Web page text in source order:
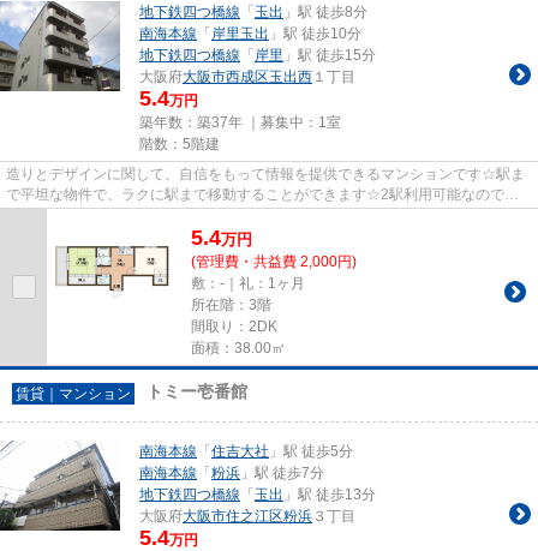
地下鉄四つ橋線 「 玉出 」駅 徒歩8分
南海本線 「 岸里玉出 」駅 徒歩10分
地下鉄四つ橋線 「 岸里 」駅 徒歩15分
大阪府大阪市西成区玉出西 １丁目
5.4万円
築年数：築37年 ｜募集中： 1室
階数：5階建
造りとデザインに関して、自信をもって情報を提供できるマンションです☆駅ま
で平坦な物件で、ラクに駅まで移動することができます☆2駅利用可能なので、
5.4万円
(管理費・共益費 2,000円)
敷：-｜礼：1ヶ月
所在階：3階
間取り：2DK
面積：38.00㎡
賃貸｜マンション トミー壱番館
南海本線 「 住吉大社 」駅 徒歩5分
南海本線 「 粉浜 」駅 徒歩7分
地下鉄四つ橋線 「 玉出 」駅 徒歩13分
大阪府大阪市住之江区粉浜 ３丁目
5.4万円